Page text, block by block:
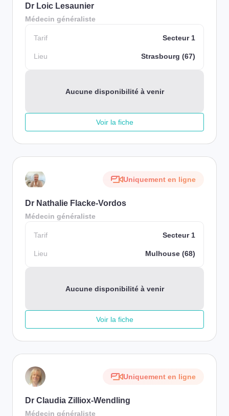
Dr Loic Lesaunier
Médecin généraliste
Tarif Secteur 1
Lieu Strasbourg (67)
Aucune disponibilité à venir
Voir la fiche
Uniquement en ligne
Dr Nathalie Flacke-Vordos
Médecin généraliste
Tarif Secteur 1
Lieu Mulhouse (68)
Aucune disponibilité à venir
Voir la fiche
Uniquement en ligne
Dr Claudia Zilliox-Wendling
Médecin généraliste